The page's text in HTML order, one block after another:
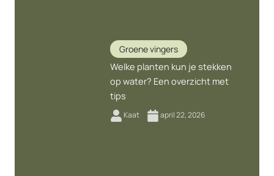
Groene vingers
Welke planten kun je stekken
op water? Een overzicht met
tips
Kaat april 22, 2026